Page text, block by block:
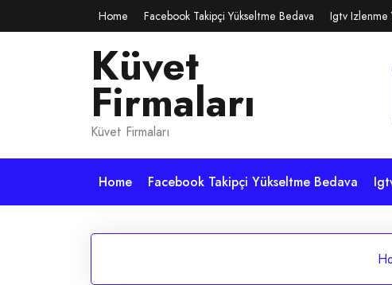
to
Home Facebook Takipçi Yükseltme Bedava Igtv Izlenme
Küvet
Firmaları
Küvet Firmaları
Home Facebook Takipçi Yükseltme Bedava